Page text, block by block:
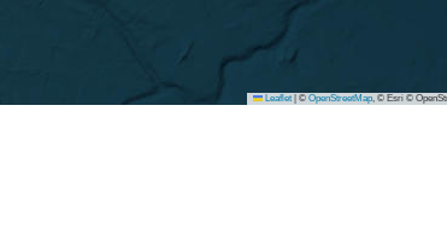
Leaflet © OpenStreetMap, © Esri ©